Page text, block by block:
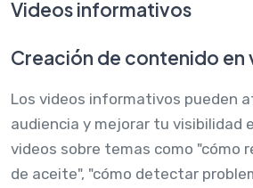
Videos informativos
Creación de contenido en
Los videos informativos pueden
audiencia y mejorar tu visibilidad
videos sobre temas como "cómo
de aceite", "cómo detectar